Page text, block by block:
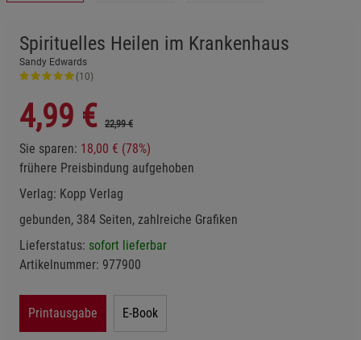
Spirituelles Heilen im Krankenhaus
Sandy Edwards
(10)
4,99 € 22,99 €
Sie sparen: 18,00 € (78%)
frühere Preisbindung aufgehoben
Verlag: Kopp Verlag
gebunden, 384 Seiten, zahlreiche Grafiken
Lieferstatus: sofort lieferbar
Artikelnummer: 977900
Printausgabe E-Book